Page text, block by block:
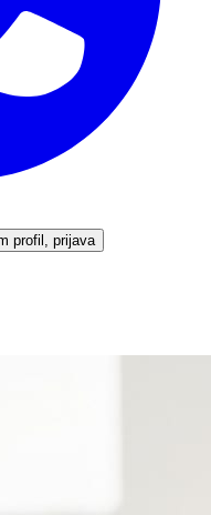
profil, prijava